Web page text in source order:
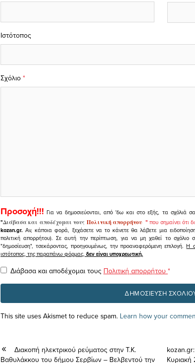
Σχόλιο *
Ιστότοπος
Προσοχή!!! Για να δημοσιεύονται, από 'δω και στο εξής, τα σχόλιά
"Διάβασα και αποδέχομαι τουςΠολιτική απορρήτου " που σημαίνει ότι
kozan.gr. Αν, κάποια φορά, ξεχάσετε να το κάνετε θα λάβετε μια
πολιτική απορρήτου). Σε αυτή την περίπτωση, για να μη χαθεί το
"δημοσίευση", τσεκάροντας, προηγουμένως, την προαναφερόμενη επιλογή.Η
ιστότοπος, της παραπάνω φόρμας, δεν είναι υποχρεωτική.
Διάβασα και αποδέχομαι τους Πολιτική απορρήτου *
This site uses Akismet to reduce spam. Learn how your
Διακοπή ηλεκτρικού ρεύματος στην Τ.Κ.
Βαθυλάκκου του δήμου Σερβίων – Βελβεντού την
kozan.gr:
Κυριακή